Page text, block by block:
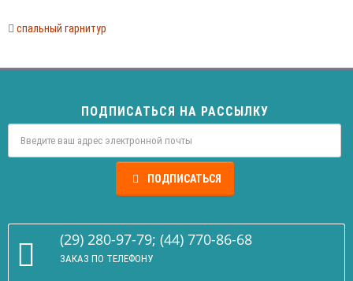
спальный гарнитур
ПОДПИСАТЬСЯ НА РАССЫЛКУ
ПОДПИСАТЬСЯ
(29) 280-97-79; (44) 770-86-68
ЗАКАЗ ПО ТЕЛЕФОНУ